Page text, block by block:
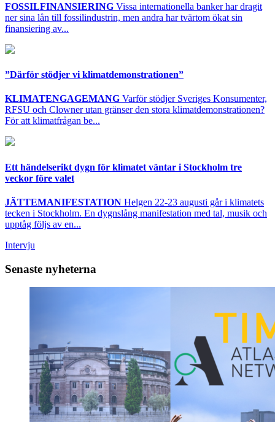
FOSSILFINANSIERING Vissa internationella banker har dragit
ner sina lån till fossilindustrin, men andra har tvärtom ökat sin
finansiering av...
”Därför stödjer vi klimatdemonstrationen”
KLIMATENGAGEMANG Varför stödjer Sveriges Konsumenter,
RFSU och Clowner utan gränser den stora klimatdemonstrationen?
För att klimatfrågan be...
Ett händelserikt dygn för klimatet väntar i Stockholm tre
veckor före valet
JÄTTEMANIFESTATION Helgen 22-23 augusti går i klimatets
tecken i Stockholm. En dygnslång manifestation med tal, musik och
upptåg följs av en...
Intervju
Senaste nyheterna